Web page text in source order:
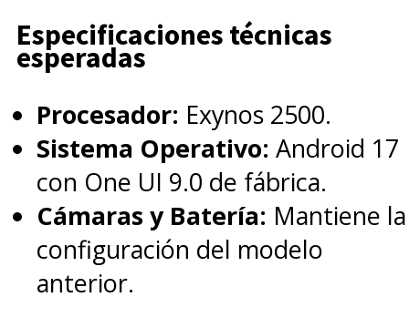
Especificaciones técnicas
esperadas
Procesador: Exynos 2500.
Sistema Operativo: Android 17
con One UI 9.0 de fábrica.
Cámaras y Batería: Mantiene la
configuración del modelo
anterior.